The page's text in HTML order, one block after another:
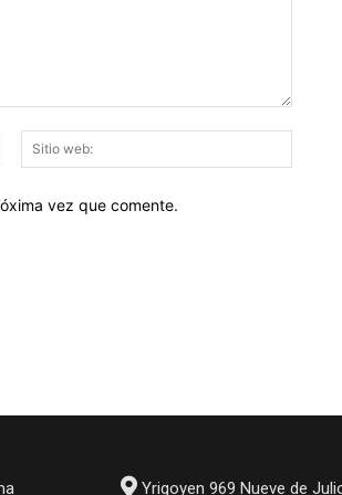
Correo
web:
vez que comente.
Yrigoyen 969 Nueve de